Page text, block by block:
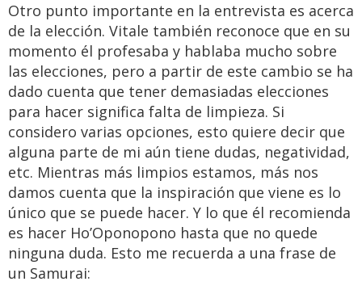
Otro punto importante en la entrevista es acerca
de la elección. Vitale también reconoce que en su
momento él profesaba y hablaba mucho sobre
las elecciones, pero a partir de este cambio se ha
dado cuenta que tener demasiadas elecciones
para hacer significa falta de limpieza. Si
considero varias opciones, esto quiere decir que
alguna parte de mi aún tiene dudas, negatividad,
etc. Mientras más limpios estamos, más nos
damos cuenta que la inspiración que viene es lo
único que se puede hacer. Y lo que él recomienda
es hacer Ho’Oponopono hasta que no quede
ninguna duda. Esto me recuerda a una frase de
un Samurai: